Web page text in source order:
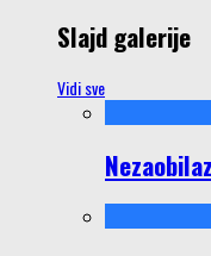
Slajd galerije
Vidi sve